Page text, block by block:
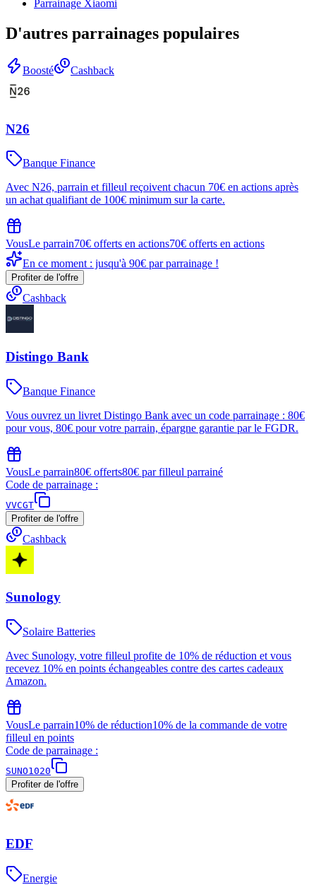
Parrainage Xiaomi
D'autres parrainages populaires
Boosté Cashback
N26
Banque Finance
Avec N26, parrain et filleul reçoivent chacun 70€ en actions après
un achat qualifiant de 100€ minimum sur la carte.
VousLe parrain70€ offerts en actions70€ offerts en actions
En ce moment : jusqu'à 90€ par parrainage !
Profiter de l'offre
Cashback
Distingo Bank
Banque Finance
Vous ouvrez un livret Distingo Bank avec un code parrainage : 80€
pour vous, 80€ pour votre parrain, épargne garantie par le FGDR.
VousLe parrain80€ offerts80€ par filleul parrainé
Code de parrainage :
VVCGT
Profiter de l'offre
Cashback
Sunology
Solaire Batteries
Avec Sunology, votre filleul profite de 10% de réduction et vous
recevez 10% en points échangeables contre des cartes cadeaux
Amazon.
VousLe parrain10% de réduction10% de la commande de votre
filleul en points
Code de parrainage :
SUNO1020
Profiter de l'offre
EDF
Energie